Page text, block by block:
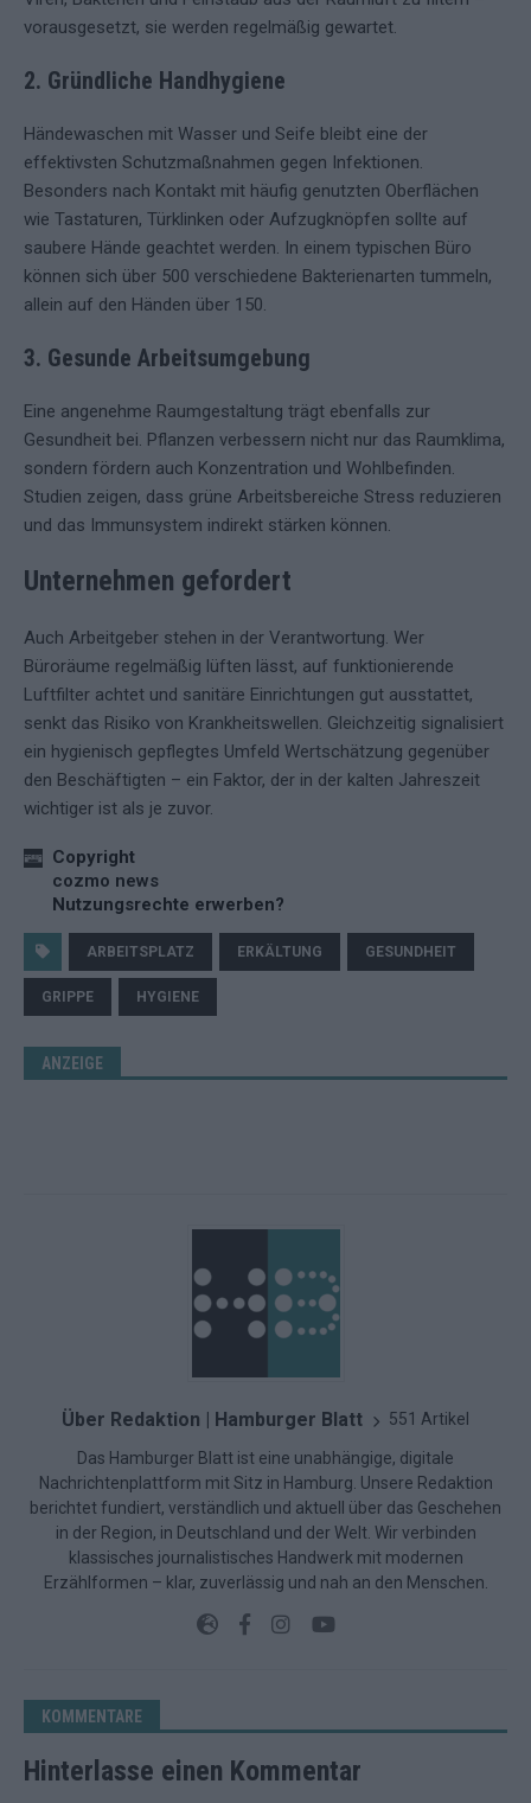
vorausgesetzt, sie werden regelmäßig gewartet.
2. Gründliche Handhygiene
Händewaschen mit Wasser und Seife bleibt eine der
effektivsten Schutzmaßnahmen gegen Infektionen.
Besonders nach Kontakt mit häufig genutzten Oberflächen
wie Tastaturen, Türklinken oder Aufzugknöpfen sollte auf
saubere Hände geachtet werden. In einem typischen Büro
können sich über 500 verschiedene Bakterienarten tummeln,
allein auf den Händen über 150.
3. Gesunde Arbeitsumgebung
Eine angenehme Raumgestaltung trägt ebenfalls zur
Gesundheit bei. Pflanzen verbessern nicht nur das Raumklima,
sondern fördern auch Konzentration und Wohlbefinden.
Studien zeigen, dass grüne Arbeitsbereiche Stress reduzieren
und das Immunsystem indirekt stärken können.
Unternehmen gefordert
Auch Arbeitgeber stehen in der Verantwortung. Wer
Büroräume regelmäßig lüften lässt, auf funktionierende
Luftfilter achtet und sanitäre Einrichtungen gut ausstattet,
senkt das Risiko von Krankheitswellen. Gleichzeitig signalisiert
ein hygienisch gepflegtes Umfeld Wertschätzung gegenüber
den Beschäftigten – ein Faktor, der in der kalten Jahreszeit
wichtiger ist als je zuvor.
Copyright
cozmo news
Nutzungsrechte erwerben?
ARBEITSPLATZ ERKÄLTUNG GESUNDHEIT
GRIPPE HYGIENE
ANZEIGE
Über Redaktion | Hamburger Blatt 551 Artikel
Das Hamburger Blatt ist eine unabhängige, digitale
Nachrichtenplattform mit Sitz in Hamburg. Unsere Redaktion
berichtet fundiert, verständlich und aktuell über das Geschehen
in der Region, in Deutschland und der Welt. Wir verbinden
klassisches journalistisches Handwerk mit modernen
Erzählformen – klar, zuverlässig und nah an den Menschen.
KOMMENTARE
Hinterlasse einen Kommentar